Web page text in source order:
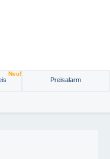
Neu!
Preisalarm